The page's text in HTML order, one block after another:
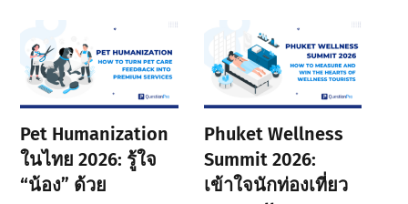
Pet Humanization
ในไทย 2026: รู้ใจ
“น้อง” ด้วย
Phuket Wellness
Summit 2026:
เข้าใจนักท่องเที่ยว